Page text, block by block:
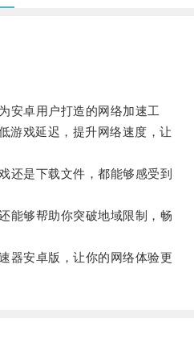
卓用户打造的网络加速工
游戏延迟，提升网络速度，让
是下载文件，都能够感受到
够帮助你突破地域限制，畅
安卓版，让你的网络体验更